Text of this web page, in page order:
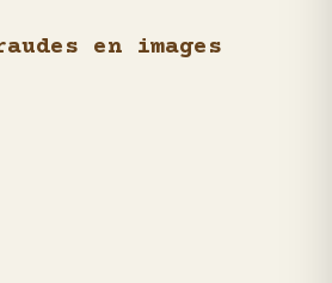
en images